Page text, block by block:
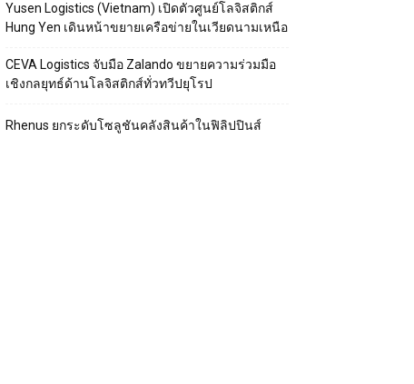
Yusen Logistics (Vietnam) เปิดตัวศูนย์โลจิสติกส์
Hung Yen เดินหน้าขยายเครือข่ายในเวียดนามเหนือ
CEVA Logistics จับมือ Zalando ขยายความร่วมมือ
เชิงกลยุทธ์ด้านโลจิสติกส์ทั่วทวีปยุโรป
Rhenus ยกระดับโซลูชันคลังสินค้าในฟิลิปปินส์